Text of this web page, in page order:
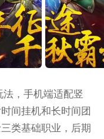
，手机端适配竖
间挂机和长时间团
类基础职业，后期